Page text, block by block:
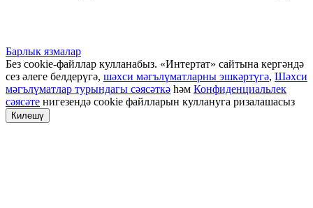
Барлык язмалар
Без cookie-файллар кулланабыз. «Интертат» сайтына кергәндә
сез әлеге белдерүгә, шәхси мәгълүматларны эшкәртүгә, Шәхси
мәгълүматлар турындагы сәясәткә һәм Конфиденциальлек
сәясәте нигезендә cookie файлларын куллануга ризалашасыз
Килешү